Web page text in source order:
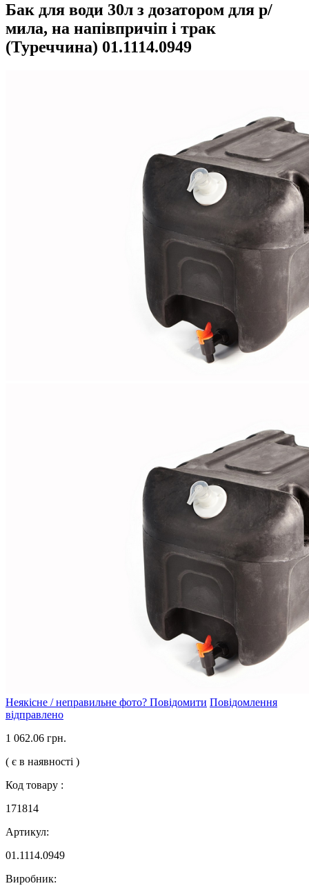
Бак для води 30л з дозатором для р/
мила, на напівпричіп і трак
(Туреччина) 01.1114.0949
Неякісне / неправильне фото? Повідомити Повідомлення
відправлено
1 062.06 грн.
( є в наявності )
Код товару :
171814
Артикул:
01.1114.0949
Виробник: